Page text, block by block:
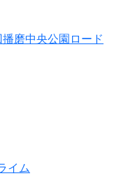
磨中央公園ロード
イム